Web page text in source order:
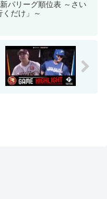
新パリーグ順位表 ～さい
くだけ」～